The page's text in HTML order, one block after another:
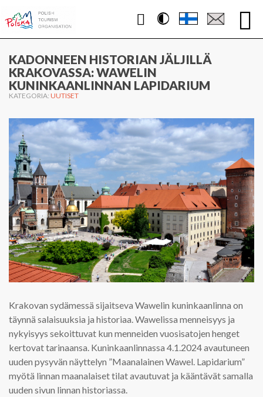
Contrast
WWW.PUOLA.TRAVEL
KADONNEEN HISTORIAN JÄLJILLÄ
KRAKOVASSA: WAWELIN
KUNINKAANLINNAN LAPIDARIUM
KATEGORIA: UUTISET
Krakovan sydämessä sijaitseva Wawelin kuninkaanlinna on
täynnä salaisuuksia ja historiaa. Wawelissa menneisyys ja
nykyisyys sekoittuvat kun menneiden vuosisatojen henget
kertovat tarinaansa. Kuninkaanlinnassa 4.1.2024 avautuneen
uuden pysyvän näyttelyn ”Maanalainen Wawel. Lapidarium”
myötä linnan maanalaiset tilat avautuvat ja kääntävät samalla
uuden sivun linnan historiassa.